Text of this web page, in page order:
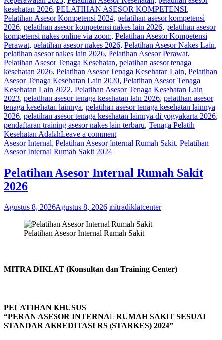
kesehatan 2026, PELATIHAN ASESOR KOMPETENSI,
Pelatihan Asesor Kompetensi 2024, pelatihan asesor kompetensi
2026, pelatihan asesor kompetensi nakes lain 2026, pelatihan asesor
kompetensi nakes online via zoom, Pelatihan Asesor Kompetensi
Perawat, pelatihan asesor nakes 2026, Pelatihan Asesor Nakes Lain,
pelatihan asesor nakes lain 2026, Pelatihan Asesor Perawat,
Pelatihan Asesor Tenaga Kesehatan, pelatihan asesor tenaga
kesehatan 2026, Pelatihan Asesor Tenaga Kesehatan Lain, Pelatihan
Asesor Tenaga Kesehatan Lain 2020, Pelatihan Asesor Tenaga
Kesehatan Lain 2022, Pelatihan Asesor Tenaga Kesehatan Lain
2023, pelatihan asesor tenaga kesehatan lain 2026, pelatihan asesor
tenaga kesehatan lainnya, pelatihan asesor tenaga kesehatan lainnya
2026, pelatihan asesor tenaga kesehatan lainnya di yogyakarta 2026,
pendaftaran training asesor nakes lain terbaru, Tenaga Pelatih
Kesehatan AdalahLeave a comment
Asesor Internal, Pelatihan Asesor Internal Rumah Sakit, Pelatihan
Asesor Internal Rumah Sakit 2024
Pelatihan Asesor Internal Rumah Sakit
2026
Agustus 8, 2026Agustus 8, 2026 mitradiklatcenter
Pelatihan Asesor Internal Rumah Sakit
MITRA DIKLAT (Konsultan dan Training Center)
PELATIHAN KHUSUS
“PERAN ASESOR INTERNAL RUMAH SAKIT SESUAI
STANDAR AKREDITASI RS (STARKES) 2024”